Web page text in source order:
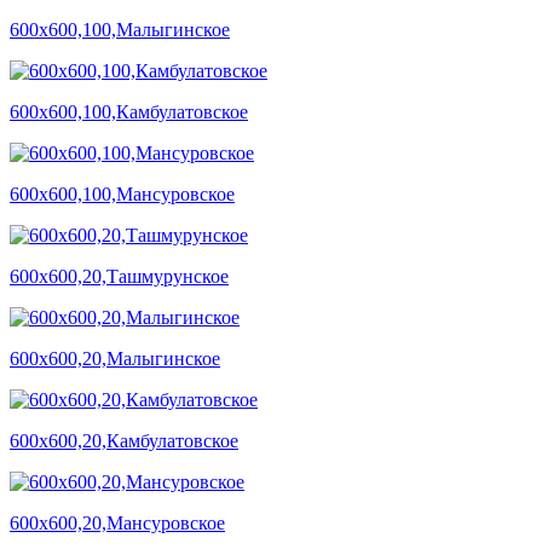
600х600,100,Малыгинское
600х600,100,Камбулатовское
600х600,100,Мансуровское
600х600,20,Ташмурунское
600х600,20,Малыгинское
600х600,20,Камбулатовское
600х600,20,Мансуровское